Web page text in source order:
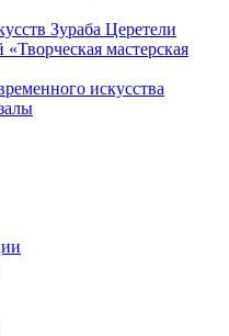
Зураба Церетели
мастерская
искусства